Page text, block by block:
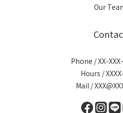
Our
Phone / XX-
Hours /
Mail /